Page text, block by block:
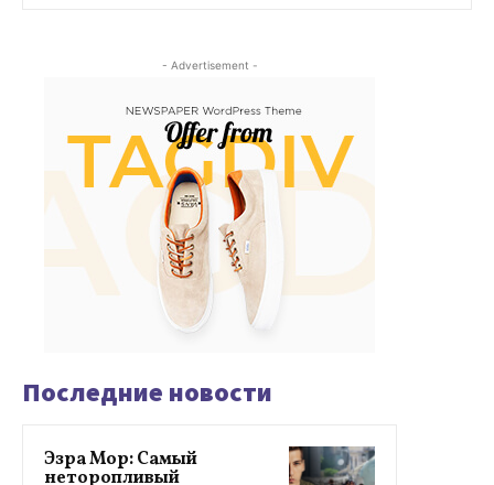
- Advertisement -
Последние новости
Эзра Мор: Самый
неторопливый